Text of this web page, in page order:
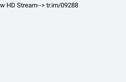
HD Stream--> tr.im/09288